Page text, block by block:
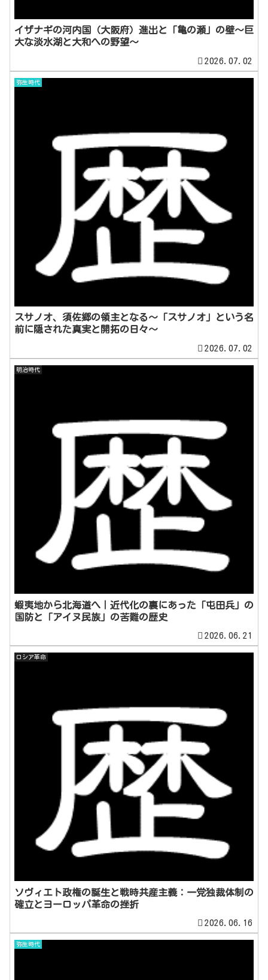
イザナギの河内国（大阪府）進出と「亀の瀬」の壁～巨
大な淡水湖と大和への野望～
2026.07.02
弥生時代
スサノオ、須佐郷の領主となる～「スサノオ」という名
前に隠された真実と開拓の日々～
2026.07.02
明治時代
蝦夷地から北海道へ｜近代化の裏にあった「屯田兵」の
国防と「アイヌ民族」の苦難の歴史
2026.06.21
ロシア革命
ソヴィエト政権の誕生と戦時共産主義：一党独裁体制の
確立とヨーロッパ革命の挫折
2026.06.16
弥生時代